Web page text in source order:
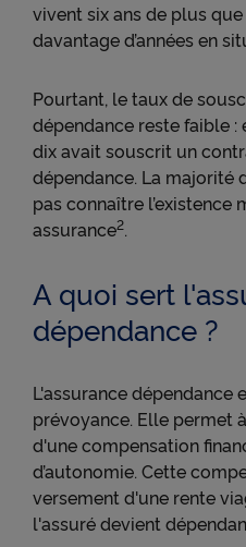
vivent six ans de plus
davantage d’années en
Pourtant, le taux de
dépendance reste faible :
dix avait souscrit un
dépendance. La majorité
pas connaître l’existence
assurance2.
A quoi sert
dépendance ?
L'assurance dépendance
prévoyance. Elle permet
d'une compensation
d’autonomie. Cette
versement d'une rente
l'assuré devient